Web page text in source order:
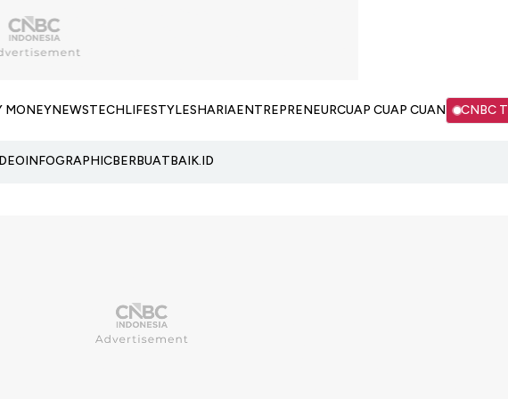
MONEYNEWSTECHLIFESTYLESHARIAENTREPRENEURCUAP CUAP CUAN CNBC
INFOGRAPHICBERBUATBAIK.ID